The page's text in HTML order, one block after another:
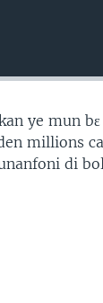
ye mun
millions
di